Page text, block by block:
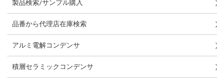
製品検索/サンプル購入
品番から代理店在庫検索
アルミ電解コンデンサ
積層セラミックコンデンサ